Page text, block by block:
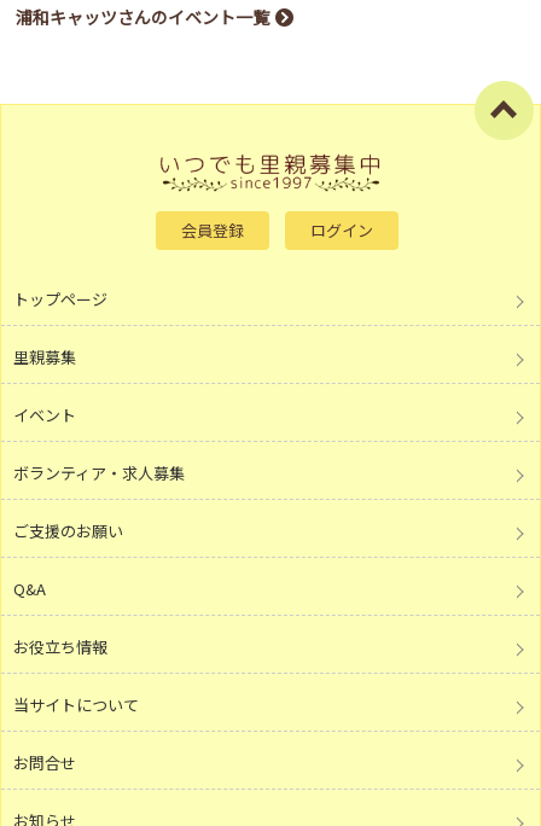
浦和キャッツさんのイベント一覧
会員登録 ログイン
トップページ
里親募集
イベント
ボランティア・求人募集
ご支援のお願い
Q&A
お役立ち情報
当サイトについて
お問合せ
お知らせ